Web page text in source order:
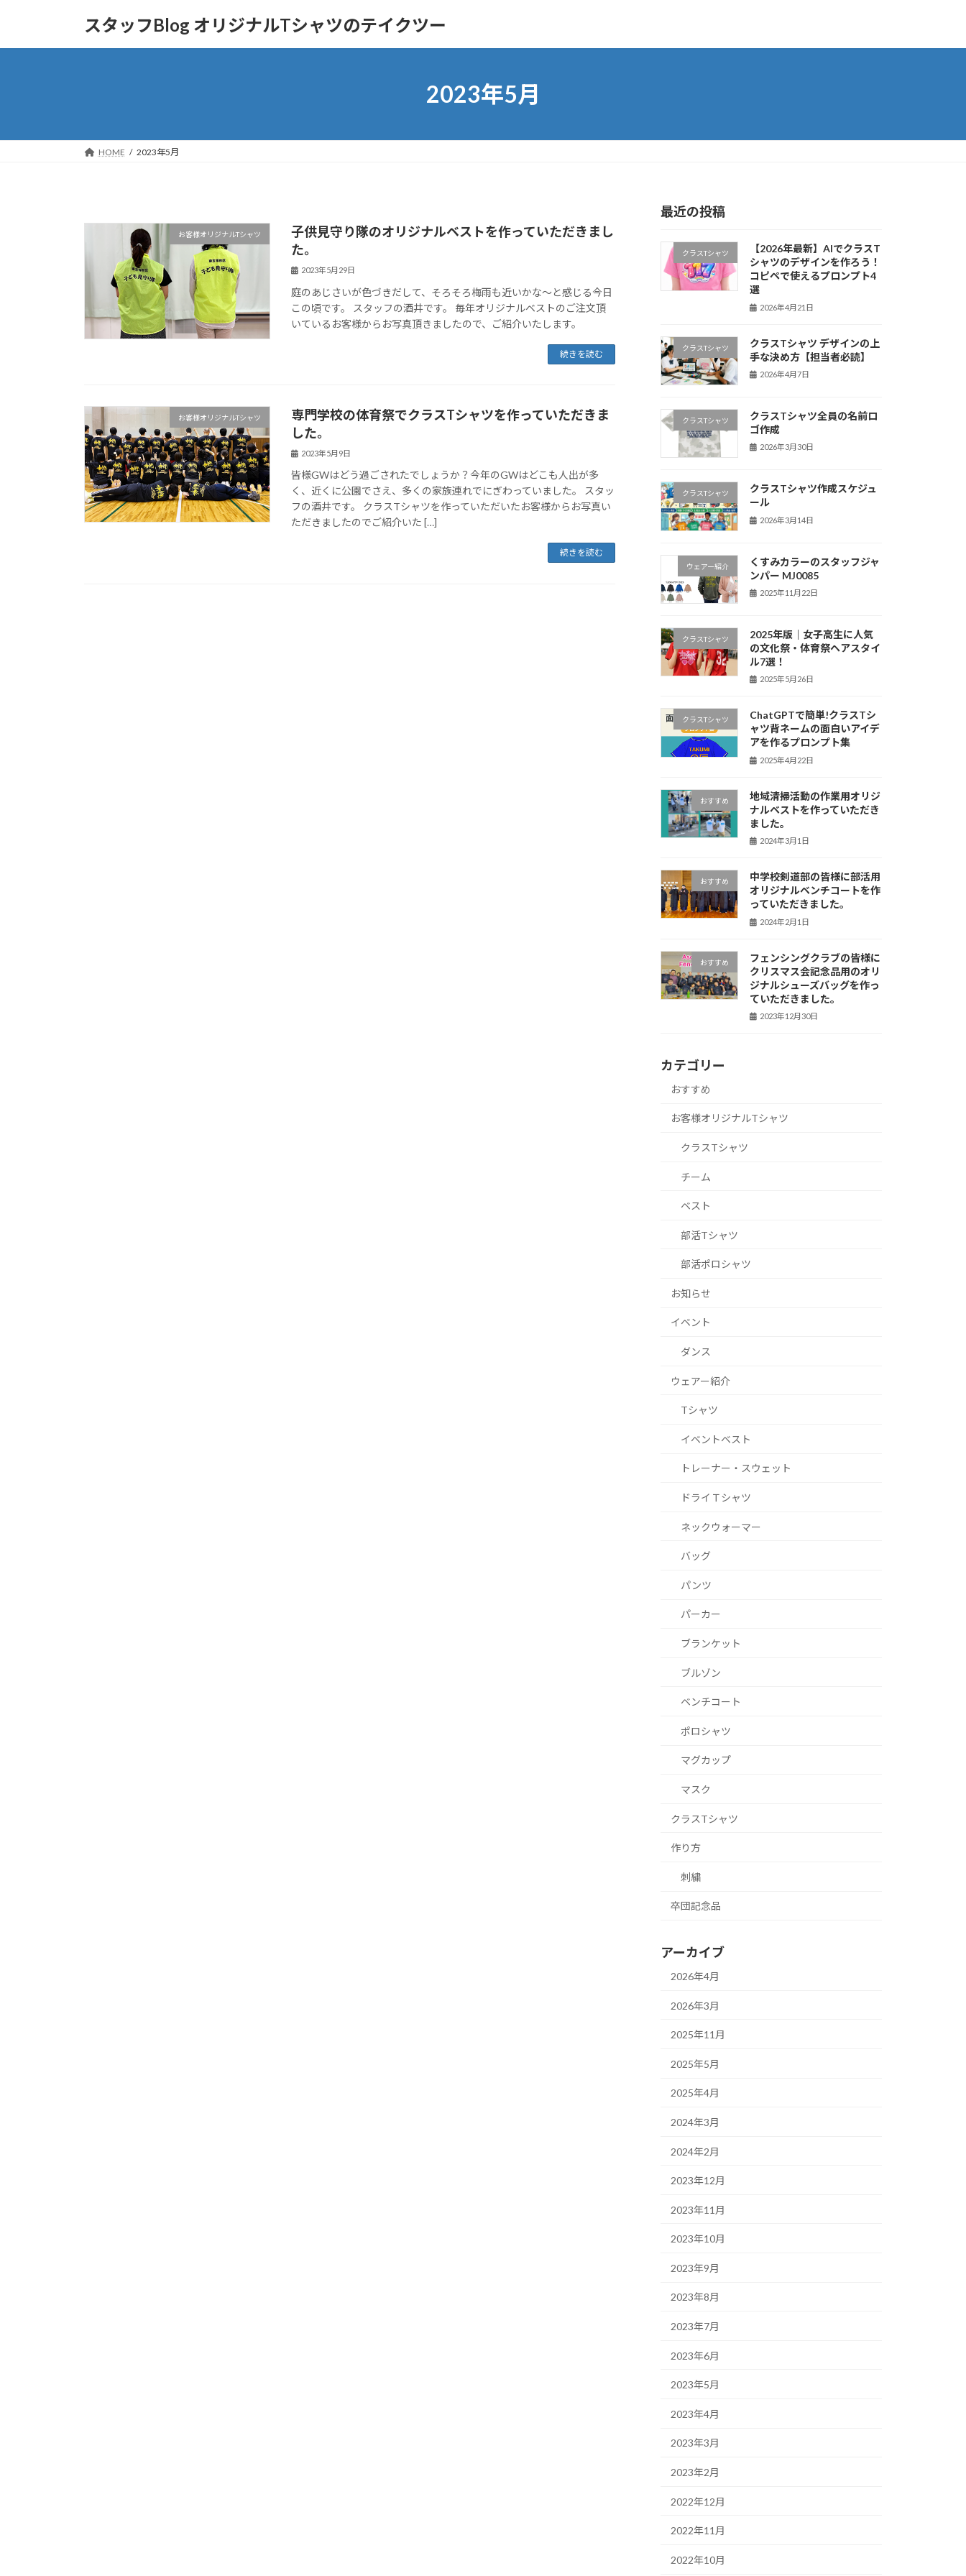
スタッフBlog オリジナルTシャツのテイクツー
2023年5月
HOME 2023年5月
お客様オリジナルTシャツ
子供見守り隊のオリジナルベストを作っていただきまし
た。
2023年5月29日
庭のあじさいが色づきだして、そろそろ梅雨も近いかな～と感じる今日
この頃です。 スタッフの酒井です。 毎年オリジナルベストのご注文頂
いているお客様からお写真頂きましたので、ご紹介いたします。
続きを読む
お客様オリジナルTシャツ
専門学校の体育祭でクラスTシャツを作っていただきま
した。
2023年5月9日
皆様GWはどう過ごされたでしょうか？今年のGWはどこも人出が多
く、近くに公園でさえ、多くの家族連れでにぎわっていました。 スタッ
フの酒井です。 クラスTシャツを作っていただいたお客様からお写真い
ただきましたのでご紹介いた […]
続きを読む
最近の投稿
クラスTシャツ
【2026年最新】AIでクラスT
シャツのデザインを作ろう！
コピペで使えるプロンプト4
選
2026年4月21日
クラスTシャツ
クラスTシャツ デザインの上
手な決め方【担当者必読】
2026年4月7日
クラスTシャツ
クラスTシャツ全員の名前ロ
ゴ作成
2026年3月30日
クラスTシャツ
クラスTシャツ作成スケジュ
ール
2026年3月14日
ウェアー紹介
くすみカラーのスタッフジャ
ンパー MJ0085
2025年11月22日
クラスTシャツ
2025年版｜女子高生に人気
の文化祭・体育祭ヘアスタイ
ル7選！
2025年5月26日
クラスTシャツ
ChatGPTで簡単!クラスTシ
ャツ背ネームの面白いアイデ
アを作るプロンプト集
2025年4月22日
おすすめ
地域清掃活動の作業用オリジ
ナルベストを作っていただき
ました。
2024年3月1日
おすすめ
中学校剣道部の皆様に部活用
オリジナルベンチコートを作
っていただきました。
2024年2月1日
おすすめ
フェンシングクラブの皆様に
クリスマス会記念品用のオリ
ジナルシューズバッグを作っ
ていただきました。
2023年12月30日
カテゴリー
おすすめ
お客様オリジナルTシャツ
クラスTシャツ
チーム
ベスト
部活Tシャツ
部活ポロシャツ
お知らせ
イベント
ダンス
ウェアー紹介
Tシャツ
イベントベスト
トレーナー・スウェット
ドライＴシャツ
ネックウォーマー
バッグ
パンツ
パーカー
ブランケット
ブルゾン
ベンチコート
ポロシャツ
マグカップ
マスク
クラスTシャツ
作り方
刺繍
卒団記念品
アーカイブ
2026年4月
2026年3月
2025年11月
2025年5月
2025年4月
2024年3月
2024年2月
2023年12月
2023年11月
2023年10月
2023年9月
2023年8月
2023年7月
2023年6月
2023年5月
2023年4月
2023年3月
2023年2月
2022年12月
2022年11月
2022年10月